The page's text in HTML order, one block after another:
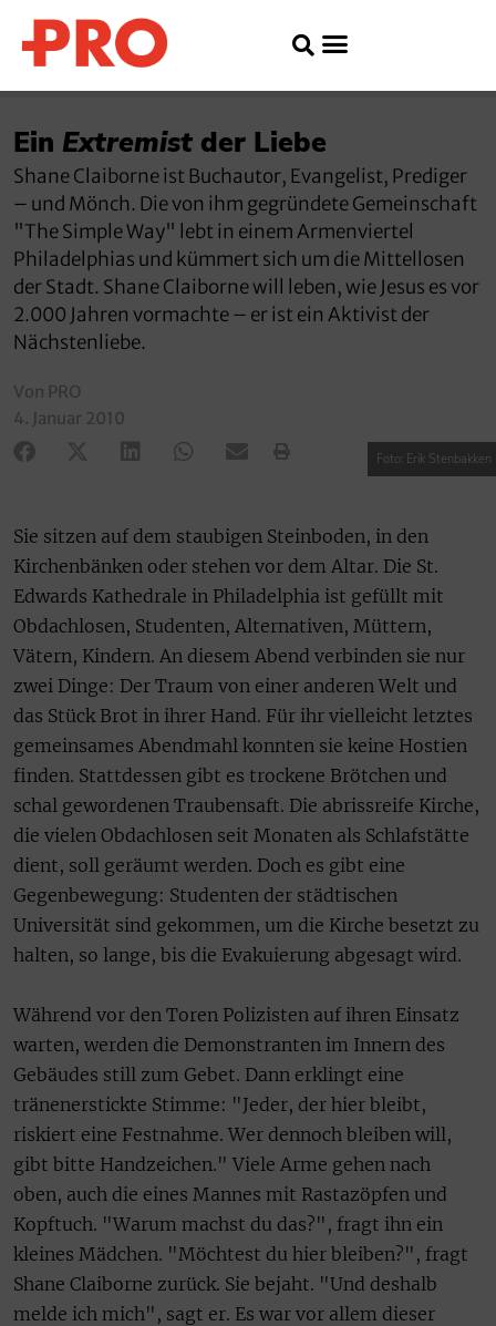
Ein Extremist der Liebe
Shane Claiborne ist Buchautor, Evangelist, Prediger
– und Mönch. Die von ihm gegründete Gemeinschaft
"The Simple Way" lebt in einem Armenviertel
Philadelphias und kümmert sich um die Mittellosen
der Stadt. Shane Claiborne will leben, wie Jesus es vor
2.000 Jahren vormachte – er ist ein Aktivist der
Nächstenliebe.
Von PRO
4. Januar 2010
Foto: Erik Stenbakken
Sie sitzen auf dem staubigen Steinboden, in den
Kirchenbänken oder stehen vor dem Altar. Die St.
Edwards Kathedrale in Philadelphia ist gefüllt mit
Obdachlosen, Studenten, Alternativen, Müttern,
Vätern, Kindern. An diesem Abend verbinden sie nur
zwei Dinge: Der Traum von einer anderen Welt und
das Stück Brot in ihrer Hand. Für ihr vielleicht letztes
gemeinsames Abendmahl konnten sie keine Hostien
finden. Stattdessen gibt es trockene Brötchen und
schal gewordenen Traubensaft. Die abrissreife Kirche,
die vielen Obdachlosen seit Monaten als Schlafstätte
dient, soll geräumt werden. Doch es gibt eine
Gegenbewegung: Studenten der städtischen
Universität sind gekommen, um die Kirche besetzt zu
halten, so lange, bis die Evakuierung abgesagt wird.
Während vor den Toren Polizisten auf ihren Einsatz
warten, werden die Demonstranten im Innern des
Gebäudes still zum Gebet. Dann erklingt eine
tränenerstickte Stimme: "Jeder, der hier bleibt,
riskiert eine Festnahme. Wer dennoch bleiben will,
gibt bitte Handzeichen." Viele Arme gehen nach
oben, auch die eines Mannes mit Rastazöpfen und
Kopftuch. "Warum machst du das?", fragt ihn ein
kleines Mädchen. "Möchtest du hier bleiben?", fragt
Shane Claiborne zurück. Sie bejaht. "Und deshalb
melde ich mich", sagt er. Es war vor allem dieser